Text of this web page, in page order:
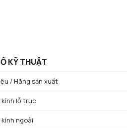
KỸ THUẬT
/ Hãng sản xuất
lỗ trục
kính ngoài